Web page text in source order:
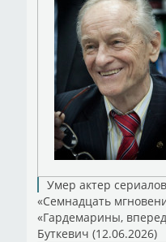
Умер актер сериалов
«Семнадцать
«Гардемарины,
Буткевич (12.06.2026)